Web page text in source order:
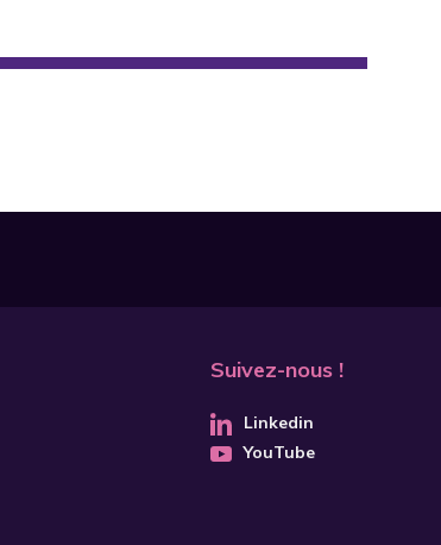
Suivez-nous !
Linkedin
YouTube